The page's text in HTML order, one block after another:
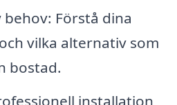
Förstå dina
vilka alternativ som
bostad.